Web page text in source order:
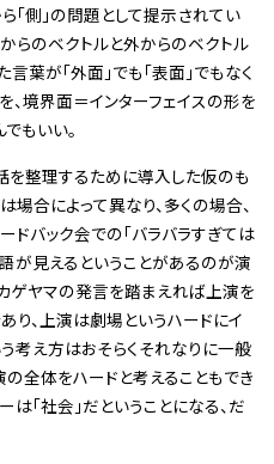
「側」の問題として提示されてい
からのベクトルと外からのベクトル
葉が「外面」でも「表面」でもなく
、境界面＝インターフェイスの形を
もいい。
を整理するために導入した仮のも
場合によって異なり、多くの場合、
ドバック会での「バラバラすぎては
が見えるということがあるのが演
ゲヤマの発言を踏まえれば上演を
り、上演は劇場というハードにイ
考え方はおそらくそれなりに一般
全体をハードと考えることもでき
「社会」だということになる、だ